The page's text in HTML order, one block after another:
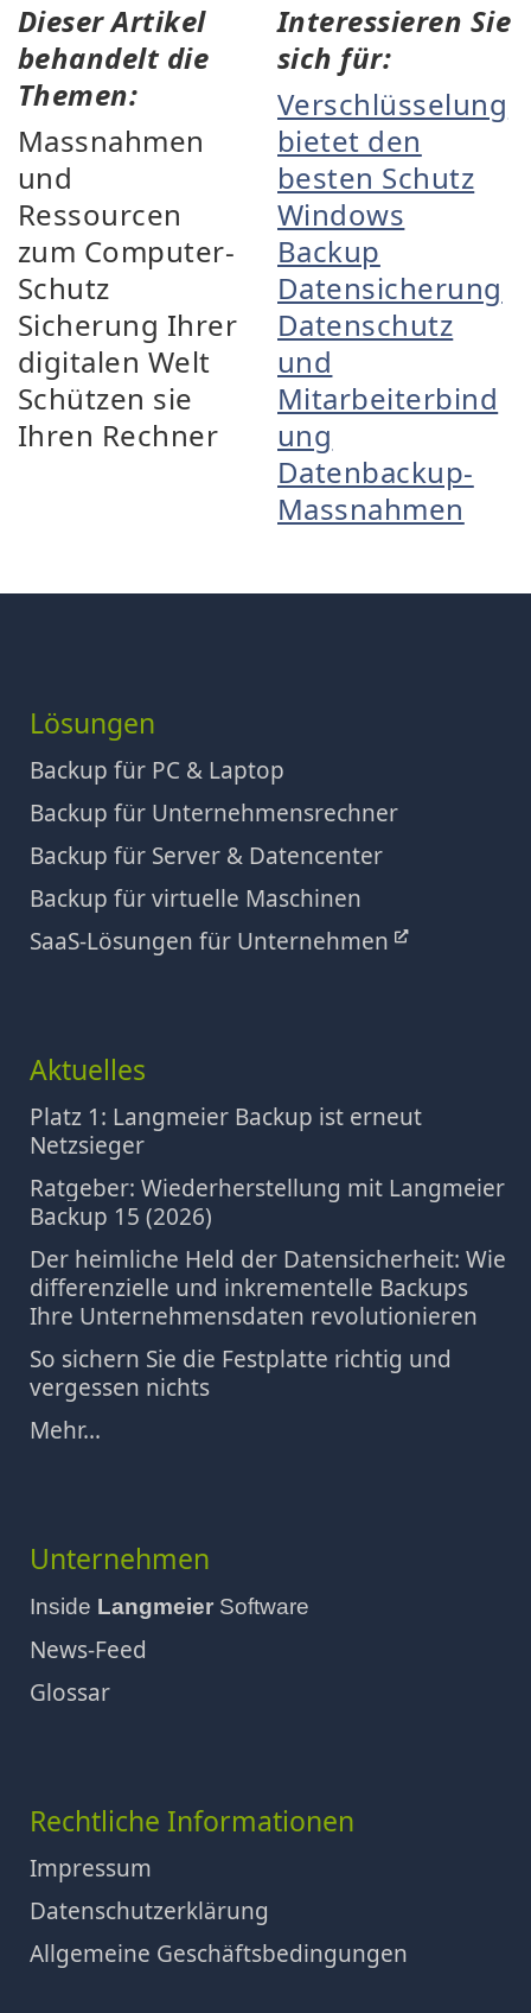
Dieser Artikel
behandelt die
Themen:
Massnahmen
und
Ressourcen
zum Computer-
Schutz
Sicherung Ihrer
digitalen Welt
Schützen sie
Ihren Rechner
Interessieren Sie
sich für:
Verschlüsselung
bietet den
besten Schutz
Windows
Backup
Datensicherung
Datenschutz
und
Mitarbeiterbind
ung
Datenbackup-
Massnahmen
Lösungen
Backup für PC & Laptop
Backup für Unternehmensrechner
Backup für Server & Datencenter
Backup für virtuelle Maschinen
SaaS-Lösungen für Unternehmen
Aktuelles
Platz 1: Langmeier Backup ist erneut
Netzsieger
Ratgeber: Wiederherstellung mit Langmeier
Backup 15 (2026)
Der heimliche Held der Datensicherheit: Wie
differenzielle und inkrementelle Backups
Ihre Unternehmensdaten revolutionieren
So sichern Sie die Festplatte richtig und
vergessen nichts
Mehr...
Unternehmen
Inside Langmeier Software
News-Feed
Glossar
Rechtliche Informationen
Impressum
Datenschutzerklärung
Allgemeine Geschäftsbedingungen